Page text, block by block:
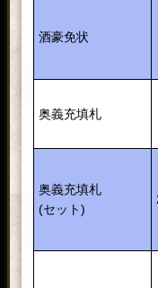
酒豪免状
奥義充填札
奥義充填札
(セット)